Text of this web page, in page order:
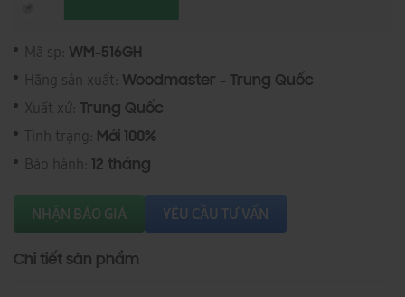
Mã sp: WM-516GH
Hãng sản xuất: Woodmaster - Trung Quốc
Xuất xứ: Trung Quốc
Tình trạng: Mới 100%
Bảo hành: 12 tháng
NHẬN BÁO GIÁ YÊU CẦU TƯ VẤN
Chi tiết sản phẩm